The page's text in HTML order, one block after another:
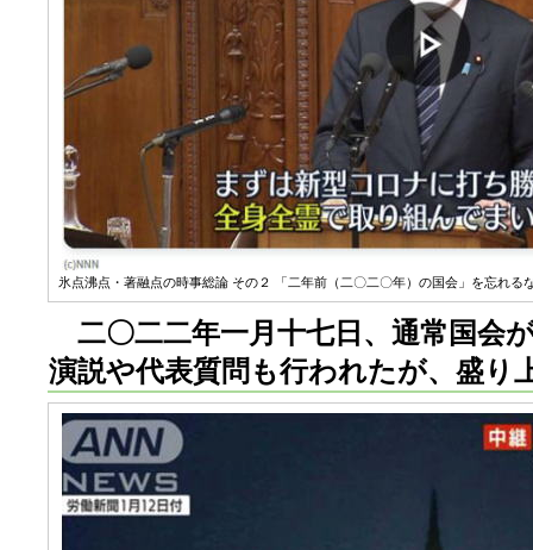
氷点沸点・著融点の時事総論 その２ 「二年前（二〇二〇年）の国会」を忘れる
二〇二二年一月十七日、通常国会
演説や代表質問も行われたが、盛り